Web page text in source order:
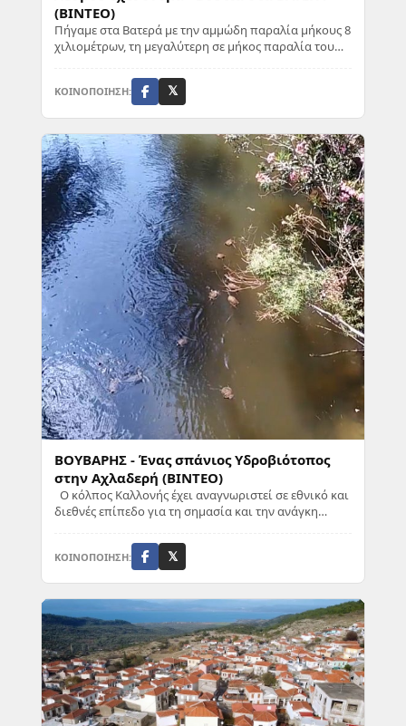
(ΒΙΝΤΕΟ)
Πήγαμε στα Βατερά με την αμμώδη παραλία μήκους 8
χιλιομέτρων, τη μεγαλύτερη σε μήκος παραλία του
ΚΟΙΝΟΠΟΙΗΣΗ: 𝕏
ΒΟΥΒΑΡΗΣ - Ένας σπάνιος Υδροβιότοπος
στην Αχλαδερή (ΒΙΝΤΕΟ)
Ο κόλπος Καλλονής έχει αναγνωριστεί σε εθνικό και
διεθνές επίπεδο για τη σημασία και την ανάγκη
ΚΟΙΝΟΠΟΙΗΣΗ: 𝕏